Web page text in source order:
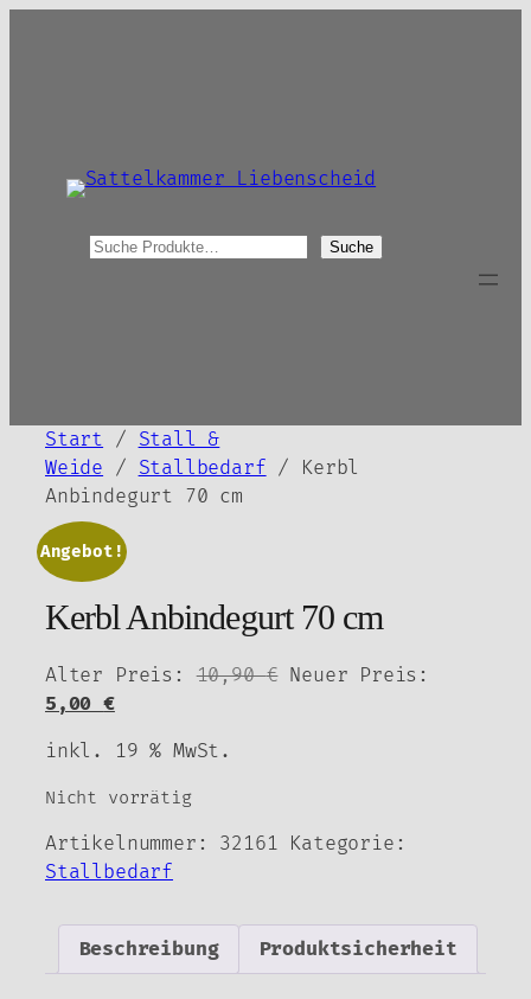
S
Suche
Start / Stall &
Weide / Stallbedarf / Kerbl
Anbindegurt 70 cm
Angebot!
Kerbl Anbindegurt 70 cm
Alter Preis: 10,90€ Ursprünglicher
Neuer Preis:
5,00€Aktueller
ist:
5,00 €.
inkl. 19 % MwSt.
Nicht vorrätig
Artikelnummer: 32161 Kategorie:
Stallbedarf
Beschreibung Produktsicherheit